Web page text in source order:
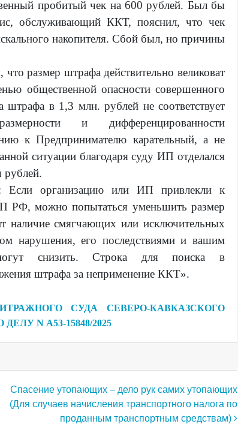
пробитый чек на 600 рублей. Был бы
обслуживающий ККТ, пояснил, что чек
накопителя. Сбой был, но причины
размер штрафа действительно великоват
общественной опасности совершенного
в 1,3 млн. рублей не соответствует
и дифференцированности
к Предпринимателю карательный, а не
ситуации благодаря суду ИП отделался
рублей.
Если организацию или ИП привлекли к
РФ, можно попытаться уменьшить размер
наличие смягчающих или исключительных
нарушения, его последствиями и вашим
снизить. Строка для поиска в
штрафа за неприменение ККТ».
СУДА СЕВЕРО-КАВКАЗСКОГО
ДЕЛУ N А53-15848/2025
Спасение утопающих – дело рук самих утопающих
(Для случаев начисления транспортного налога по
проданным транспортным средствам)